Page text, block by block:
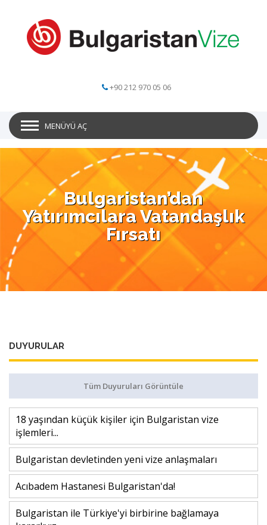
+90 212 970 05 06
MENÜYÜ AÇ
Bulgaristan’dan
Yatırımcılara Vatandaşlık
Fırsatı
DUYURULAR
Tüm Duyuruları Görüntüle
18 yaşından küçük kişiler için Bulgaristan vize
işlemleri...
Bulgaristan devletinden yeni vize anlaşmaları
Acıbadem Hastanesi Bulgaristan'da!
Bulgaristan ile Türkiye'yi birbirine bağlamaya